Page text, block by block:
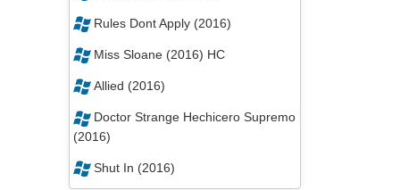
Rules Dont Apply (2016)
Miss Sloane (2016) HC
Allied (2016)
Doctor Strange Hechicero Supremo
(2016)
Shut In (2016)